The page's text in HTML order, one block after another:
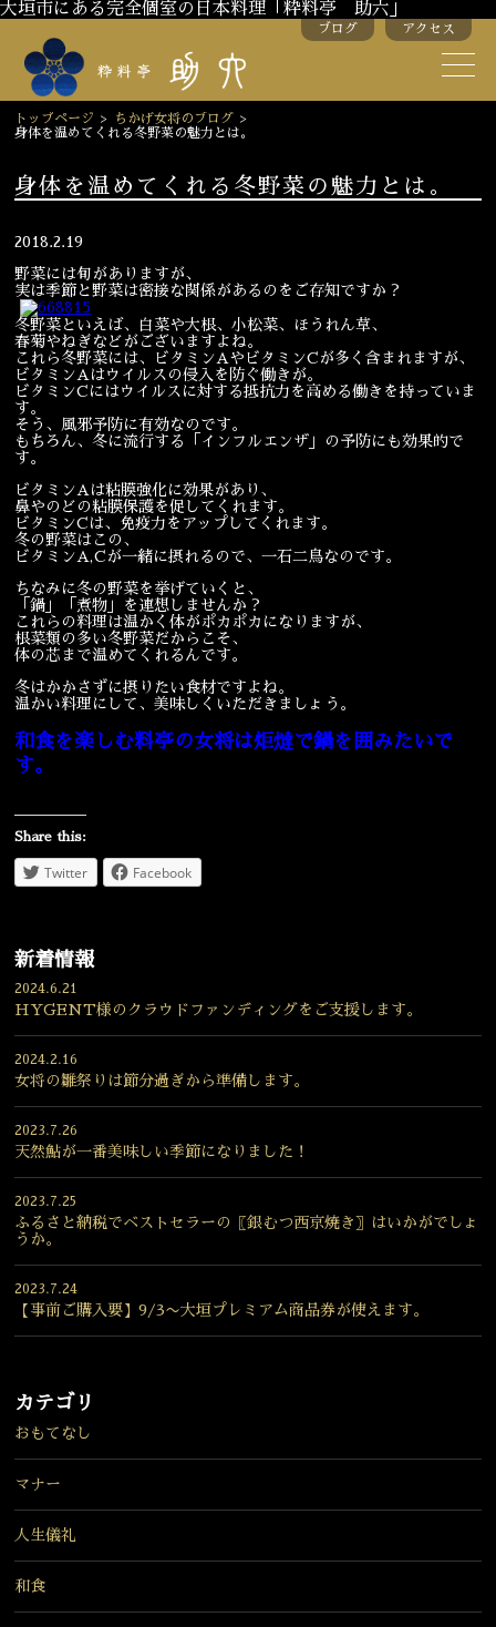
大垣市にある完全個室の日本料理「粋料亭 助六」
ブログ アクセス
トップページ > ちかげ女将のブログ >
身体を温めてくれる冬野菜の魅力とは。
身体を温めてくれる冬野菜の魅力とは。
2018.2.19
野菜には旬がありますが、
実は季節と野菜は密接な関係があるのをご存知ですか？
冬野菜といえば、白菜や大根、小松菜、ほうれん草、
春菊やねぎなどがございますよね。
これら冬野菜には、ビタミンAやビタミンCが多く含まれますが、
ビタミンAはウイルスの侵入を防ぐ働きが。
ビタミンCにはウイルスに対する抵抗力を高める働きを持っていま
す。
そう、風邪予防に有効なのです。
もちろん、冬に流行する「インフルエンザ」の予防にも効果的で
す。
ビタミンAは粘膜強化に効果があり、
鼻やのどの粘膜保護を促してくれます。
ビタミンCは、免疫力をアップしてくれます。
冬の野菜はこの、
ビタミンA,Cが一緒に摂れるので、一石二鳥なのです。
ちなみに冬の野菜を挙げていくと、
「鍋」「煮物」を連想しませんか？
これらの料理は温かく体がポカポカになりますが、
根菜類の多い冬野菜だからこそ、
体の芯まで温めてくれるんです。
冬はかかさずに摂りたい食材ですよね。
温かい料理にして、美味しくいただきましょう。
和食を楽しむ料亭の女将は炬燵で鍋を囲みたいで
す。
Share this:
Twitter Facebook
新着情報
2024.6.21
HYGENT様のクラウドファンディングをご支援します。
2024.2.16
女将の雛祭りは節分過ぎから準備します。
2023.7.26
天然鮎が一番美味しい季節になりました！
2023.7.25
ふるさと納税でベストセラーの〖銀むつ西京焼き〗はいかがでしょ
うか。
2023.7.24
【事前ご購入要】9/3〜大垣プレミアム商品券が使えます。
カテゴリ
おもてなし
マナー
人生儀礼
和食
スタッフ紹介
お部屋のご紹介
結婚式・披露宴
ご接待
慶事 お顔合わせ
宴会 ウェディング